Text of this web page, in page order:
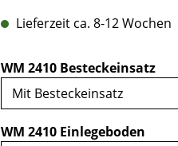
Lieferzeit ca. 8-12 Wochen
WM 2410 Besteckeinsatz
WM 2410 Einlegeboden